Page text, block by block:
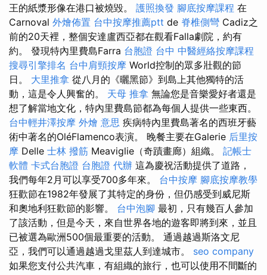
王的紙漿形像在港口被燒毀。 護照換發 腳底按摩課程 在
Carnoval 外燴佈置 台中按摩推薦ptt de 脊椎側彎 Cadiz之
前的20天裡，整個安達盧西亞都在觀看Falla劇院，約有
約。 發現特內里費島Farra 台胞證 台中 中醫經絡按摩課程
搜尋引擎排名 台中肩頸按摩 World控制的眾多壯觀的節
日。 大里推拿 從八月的《曬黑節》到島上其他獨特的活
動，這是令人興奮的。 天母 推拿 無論您是音樂愛好者還是
想了解當地文化，特內里費島節都為每個人提供一些東西。
台中輕井澤按摩 外燴 意思 疾病特內里費島著名的西班牙藝
術中著名的OléFlamenco表演。 晚餐主要在Galerie 后里按
摩 Delle 士林 撥筋 Meaviglie（奇蹟畫廊）組織。 記帳士
軟體 卡式台胞證 台胞證 代辦 這為慶祝活動提供了道路，
我們每年2月可以享受700多年來。 台中按摩 腳底按摩教學
狂歡節在1982年發展了其特定的身份，但仍感受到威尼斯
和奧地利狂歡節的影響。 台中泡腳 最初，只有幾百人參加
了該活動，但是今天，來自世界各地的遊客即將到來，並且
已被選為歐洲500個最重要的活動。 通過越過斯洛文尼
亞，我們可以通過越過戈里茲人到達城市。 seo company
如果您支付公共汽車，有組織的旅行，也可以使用不間斷的